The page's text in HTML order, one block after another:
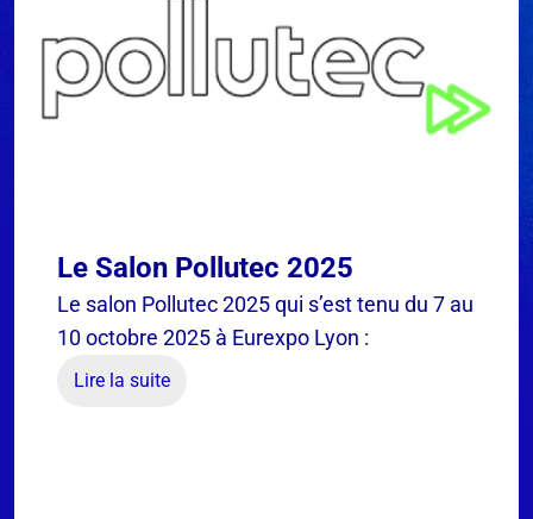
Le Salon Pollutec 2025
Le salon Pollutec 2025 qui s’est tenu du 7 au
10 octobre 2025 à Eurexpo Lyon :
Lire la suite